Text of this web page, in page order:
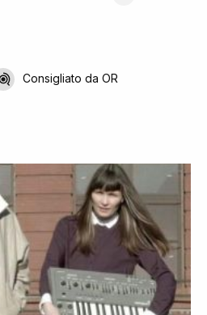
Consigliato da OR